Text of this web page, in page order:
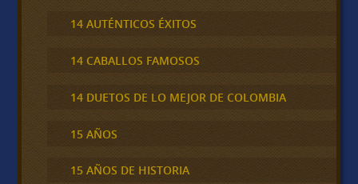
14 AUTÉNTICOS ÉXITOS
14 CABALLOS FAMOSOS
14 DUETOS DE LO MEJOR DE COLOMBIA
15 AÑOS
15 AÑOS DE HISTORIA